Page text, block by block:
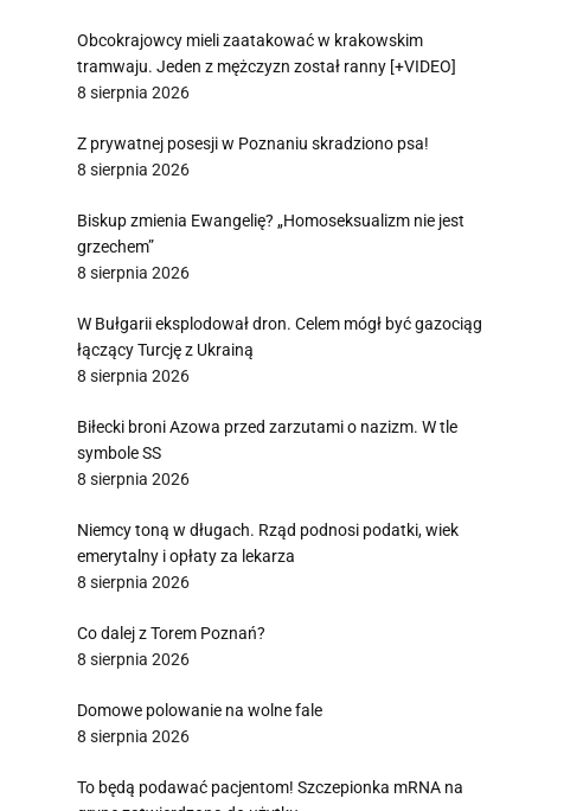
Obcokrajowcy mieli zaatakować w krakowskim
tramwaju. Jeden z mężczyzn został ranny [+VIDEO]
8 sierpnia 2026
Z prywatnej posesji w Poznaniu skradziono psa!
8 sierpnia 2026
Biskup zmienia Ewangelię? „Homoseksualizm nie jest
grzechem”
8 sierpnia 2026
W Bułgarii eksplodował dron. Celem mógł być gazociąg
łączący Turcję z Ukrainą
8 sierpnia 2026
Biłecki broni Azowa przed zarzutami o nazizm. W tle
symbole SS
8 sierpnia 2026
Niemcy toną w długach. Rząd podnosi podatki, wiek
emerytalny i opłaty za lekarza
8 sierpnia 2026
Co dalej z Torem Poznań?
8 sierpnia 2026
Domowe polowanie na wolne fale
8 sierpnia 2026
To będą podawać pacjentom! Szczepionka mRNA na